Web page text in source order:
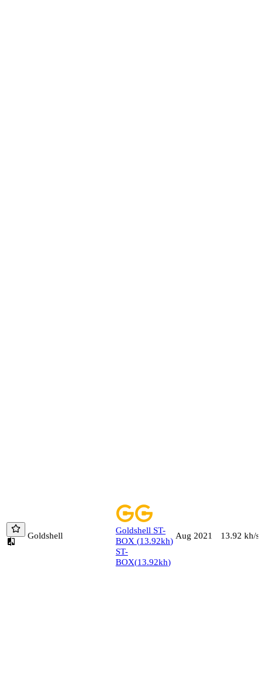
Goldshell
Goldshell ST-
BOX (13.92kh)
ST-
BOX(13.92kh)
Aug 2021 13.92 kh/s